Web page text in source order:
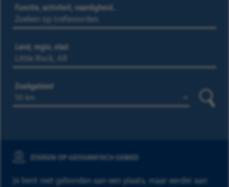
Functie, activiteit, vaardigheid…
Land, regio, stad
Zoekgebied
ZOEKEN OP GEOGRAFISCH GEBIED
Je bent niet gebonden aan een plaats, maar eerder aan